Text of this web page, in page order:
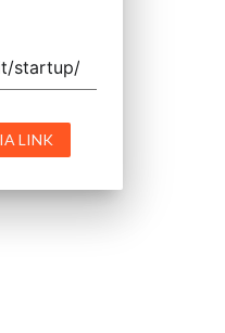
LINK